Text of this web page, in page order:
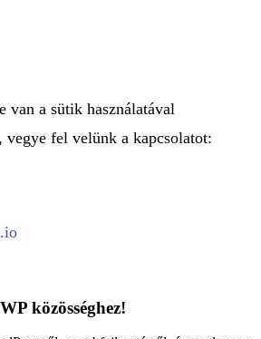
van a sütik használatával
vegye fel velünk a kapcsolatot:
közösséghez!